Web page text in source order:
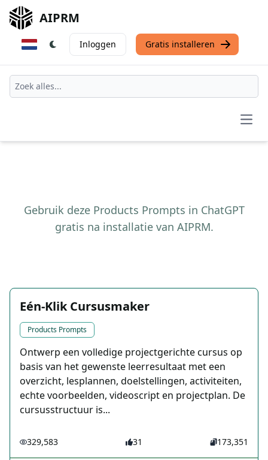
AIPRM
Inloggen Gratis installeren
Gebruik deze Products Prompts in ChatGPT
gratis na installatie van AIPRM.
Eén-Klik Cursusmaker
Products Prompts
Ontwerp een volledige projectgerichte cursus op
basis van het gewenste leerresultaat met een
overzicht, lesplannen, doelstellingen, activiteiten,
echte voorbeelden, videoscript en projectplan. De
cursusstructuur is...
329,583 31 173,351